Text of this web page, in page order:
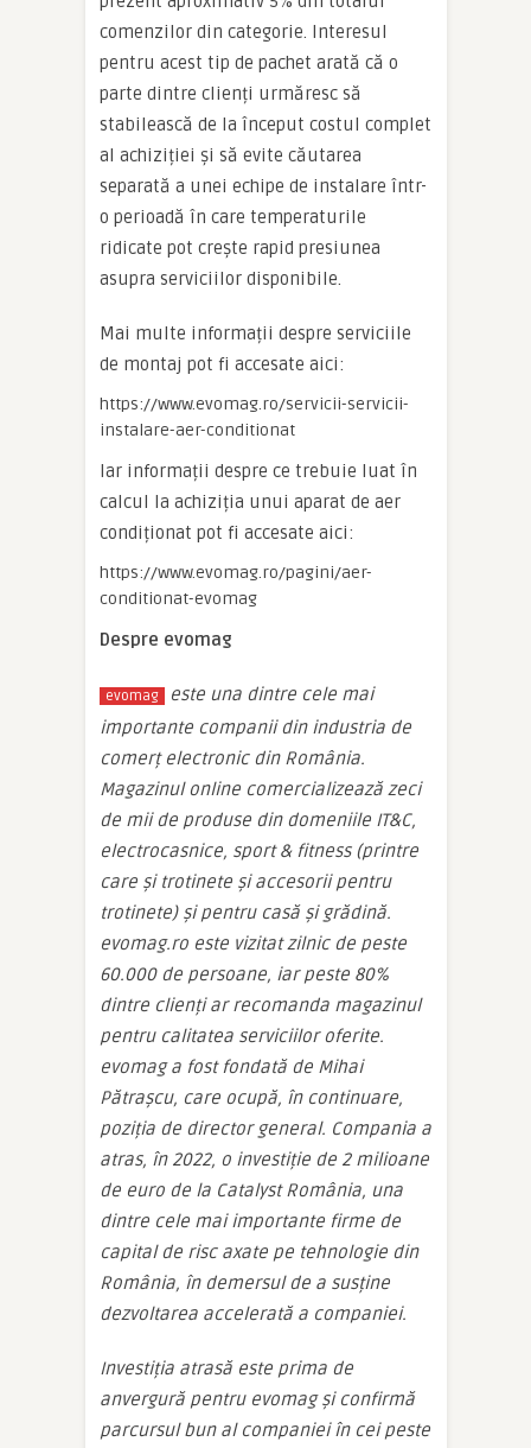
comenzilor din categorie. Interesul
pentru acest tip de pachet arată că o
parte dintre clienți urmăresc să
stabilească de la început costul complet
al achiziției și să evite căutarea
separată a unei echipe de instalare într-
o perioadă în care temperaturile
ridicate pot crește rapid presiunea
asupra serviciilor disponibile.
Mai multe informații despre serviciile
de montaj pot fi accesate aici:
https://www.evomag.ro/servicii-servicii-
instalare-aer-conditionat
Iar informații despre ce trebuie luat în
calcul la achiziția unui aparat de aer
condiționat pot fi accesate aici:
https://www.evomag.ro/pagini/aer-
conditionat-evomag
Despre evomag
evomag
este una dintre cele mai
importante companii din industria de
comerț electronic din România.
Magazinul online comercializează zeci
de mii de produse din domeniile IT&C,
electrocasnice, sport & fitness (printre
care și trotinete și accesorii pentru
trotinete) și pentru casă și grădină.
evomag.ro este vizitat zilnic de peste
60.000 de persoane, iar peste 80%
dintre clienți ar recomanda magazinul
pentru calitatea serviciilor oferite.
evomag a fost fondată de Mihai
Pătrașcu, care ocupă, în continuare,
poziția de director general. Compania a
atras, în 2022, o investiție de 2 milioane
de euro de la Catalyst România, una
dintre cele mai importante firme de
capital de risc axate pe tehnologie din
România, în demersul de a susține
dezvoltarea accelerată a companiei.
Investiția atrasă este prima de
anvergură pentru evomag și confirmă
parcursul bun al companiei în cei peste